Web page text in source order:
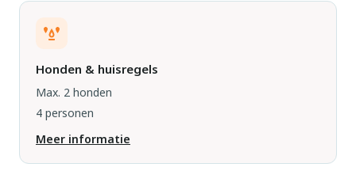
Honden & huisregels
Max. 2 honden
4 personen
Meer informatie